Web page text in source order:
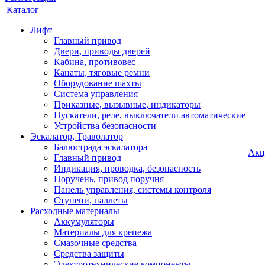
Каталог
Лифт
Главный привод
Двери, приводы дверей
Кабина, противовес
Канаты, тяговые ремни
Оборудование шахты
Система управления
Приказные, вызывные, индикаторы
Пускатели, реле, выключатели автоматические
Устройства безопасности
Эскалатор, Траволатор
Балюстрада эскалатора
Главный привод
Индикация, проводка, безопасность
Поручень, привод поручня
Панель управления, системы контроля
Ступени, паллеты
Расходные материалы
Аккумуляторы
Материалы для крепежа
Смазочные средства
Средства защиты